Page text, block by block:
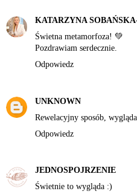
KATARZYNA
Świetna metamorfoza! 💚
Pozdrawiam serdecznie.
Odpowiedz
UNKNOWN
Rewelacyjny sposób,
Odpowiedz
JEDNOSPOJRZENIE
Świetnie to wygląda :)